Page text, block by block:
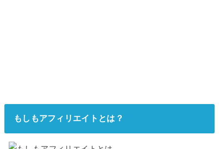
もしもアフィリエイトとは？